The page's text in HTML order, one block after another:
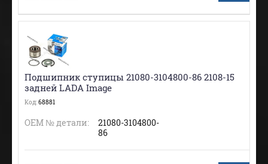
Подшипник ступицы 21080-3104800-86 2108-15
задней LADA Image
Код:68881
ОЕМ № детали:
21080-3104800-
86